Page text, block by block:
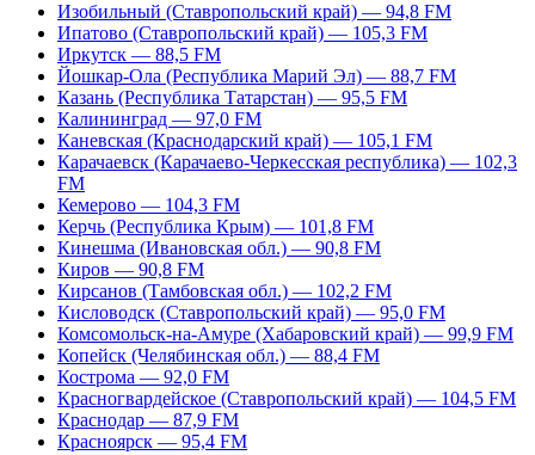
Изобильный (Ставропольский край) — 94,8 FM
Ипатово (Ставропольский край) — 105,3 FM
Иркутск — 88,5 FM
Йошкар-Ола (Республика Марий Эл) — 88,7 FM
Казань (Республика Татарстан) — 95,5 FM
Калининград — 97,0 FM
Каневская (Краснодарский край) — 105,1 FM
Карачаевск (Карачаево-Черкесская республика) — 102,3
FM
Кемерово — 104,3 FM
Керчь (Республика Крым) — 101,8 FM
Кинешма (Ивановская обл.) — 90,8 FM
Киров — 90,8 FM
Кирсанов (Тамбовская обл.) — 102,2 FM
Кисловодск (Ставропольский край) — 95,0 FM
Комсомольск-на-Амуре (Хабаровский край) — 99,9 FM
Копейск (Челябинская обл.) — 88,4 FM
Кострома — 92,0 FM
Красногвардейское (Ставропольский край) — 104,5 FM
Краснодар — 87,9 FM
Красноярск — 95,4 FM